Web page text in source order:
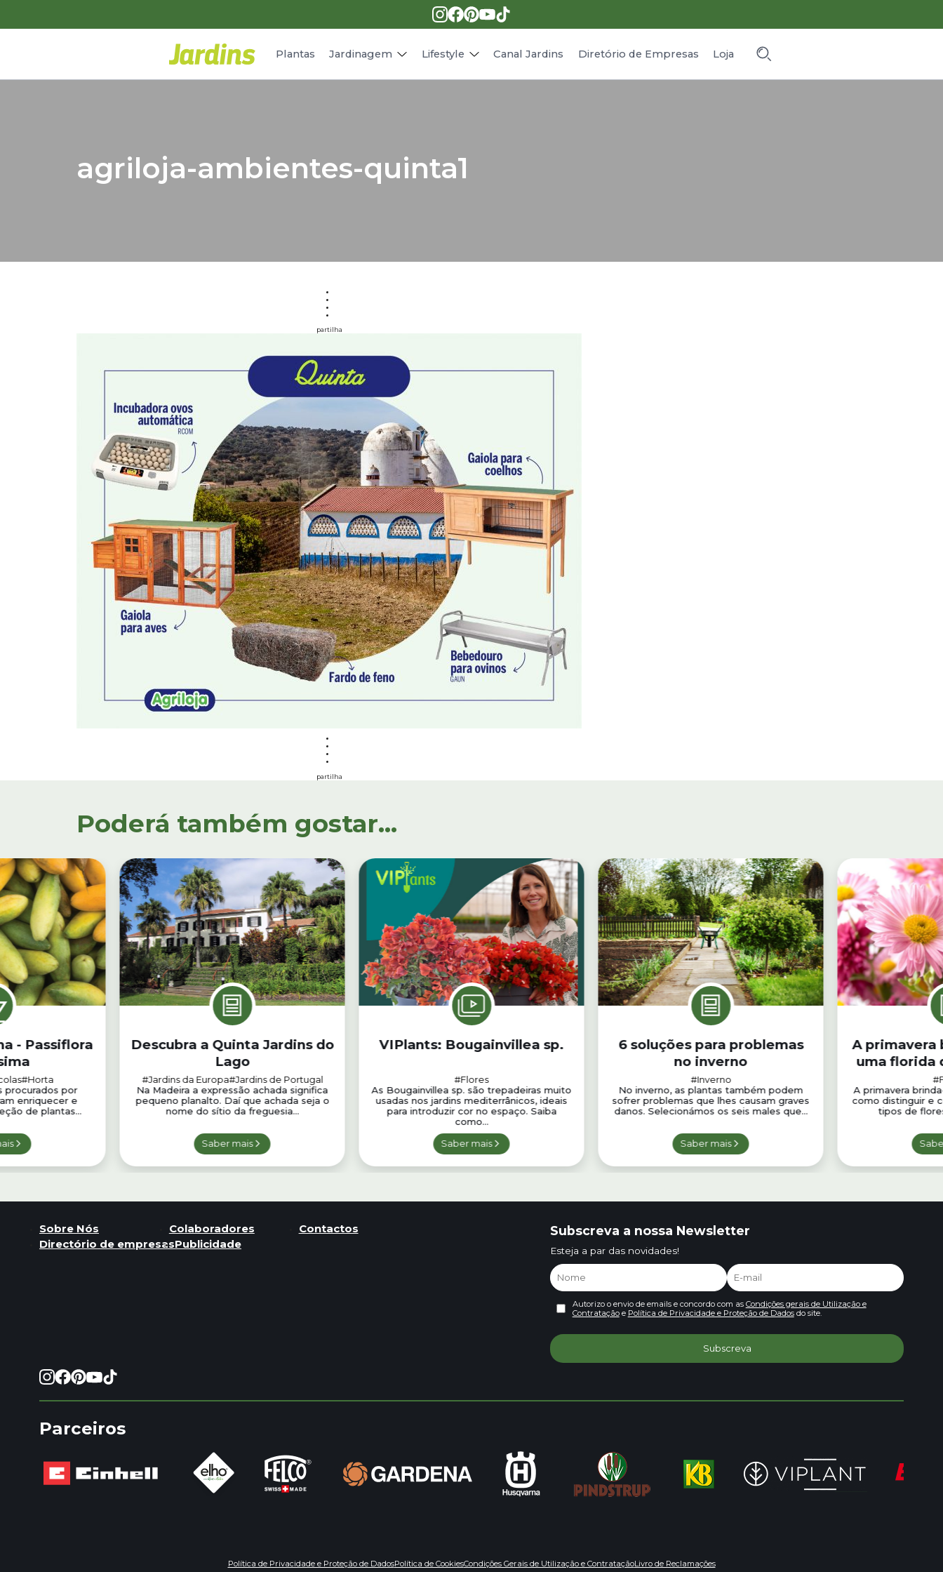
Plantas Jardinagem Lifestyle
Receitas
Canal Jardins Diretório de Empresas Loja
agriloja-ambientes-quinta1
partilha
partilha
Poderá também gostar...
- Passiflora
#Horta
procurados por
enriquecer e
de plantas...
Descubra a Quinta Jardins do
Lago
#Jardins da Europa#Jardins de Portugal
Na Madeira a expressão achada significa
pequeno planalto. Daí que achada seja o
nome do sítio da freguesia...
Saber mais
VIPlants: Bougainvillea sp.
#Flores
As Bougainvillea sp. são trepadeiras muito
usadas nos jardins mediterrânicos, ideais
para introduzir cor no espaço. Saiba
como...
Saber mais
6 soluções para problemas
no inverno
#Inverno
No inverno, as plantas também podem
sofrer problemas que lhes causam graves
danos. Selecionámos os seis males que...
Saber mais
A primavera
uma florida
A primavera
como distinguir e
tipos de
Sobre Nós Colaboradores
Contactos
Directório de empresasPublicidade
Subscreva a nossa Newsletter
Esteja a par das novidades!
Autorizo o envio de emails e concordo com as Condições gerais de Utilização e
Contrataçãoe Política de Privacidade e Proteção de Dadosdo site.
Parceiros
Política de Privacidade e Proteção de DadosPolítica de CookiesCondições Gerais de Utilização e ContrataçãoLivro de Reclamações